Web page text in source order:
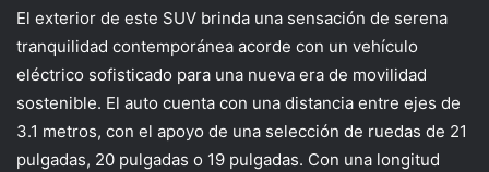
El exterior de este SUV brinda una sensación de serena
tranquilidad contemporánea acorde con un vehículo
eléctrico sofisticado para una nueva era de movilidad
sostenible. El auto cuenta con una distancia entre ejes de
3.1 metros, con el apoyo de una selección de ruedas de 21
pulgadas, 20 pulgadas o 19 pulgadas. Con una longitud